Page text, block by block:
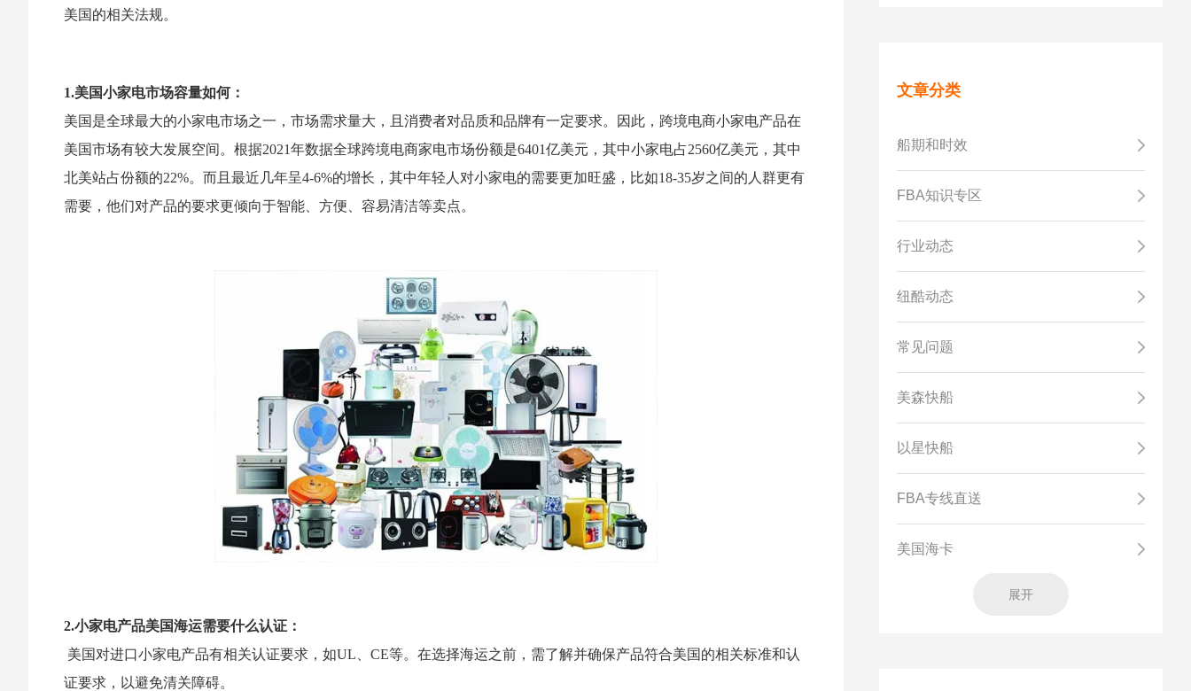
美国的相关法规。
1.美国小家电市场容量如何：
美国是全球最大的小家电市场之一，市场需求量大，且消费者对品质和品牌有一定要求。因此，跨境电商小家电产品在
美国市场有较大发展空间。根据2021年数据全球跨境电商家电市场份额是6401亿美元，其中小家电占2560亿美元，其中
北美站占份额的22%。而且最近几年呈4-6%的增长，其中年轻人对小家电的需要更加旺盛，比如18-35岁之间的人群更有
需要，他们对产品的要求更倾向于智能、方便、容易清洁等卖点。
2.小家电产品美国海运需要什么认证：
美国对进口小家电产品有相关认证要求，如UL、CE等。在选择海运之前，需了解并确保产品符合美国的相关标准和认
证要求，以避免清关障碍。
文章分类
船期和时效
FBA知识专区
行业动态
纽酷动态
常见问题
美森快船
以星快船
FBA专线直送
美国海卡
展开